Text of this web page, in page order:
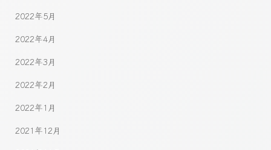
2022年5月
2022年4月
2022年3月
2022年2月
2022年1月
2021年12月